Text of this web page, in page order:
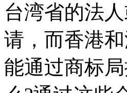
台湾省的法
请，而香港
能通过商标